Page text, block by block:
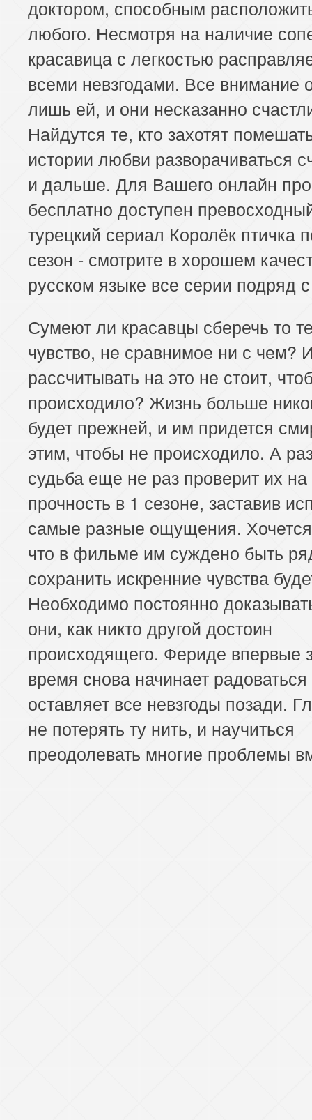
доктором, способным
любого. Несмотря на наличие
красавица с легкостью
всеми невзгодами. Все внимание
лишь ей, и они несказанно
Найдутся те, кто захотят
истории любви разворачиваться
и дальше. Для Вашего онлайн
бесплатно доступен
турецкий сериал Королёк птичка
сезон - смотрите в хорошем
русском языке все серии подряд
Сумеют ли красавцы сберечь то
чувство, не сравнимое ни с чем?
рассчитывать на это не стоит,
происходило? Жизнь больше
будет прежней, и им придется
этим, чтобы не происходило. А
судьба еще не раз проверит их на
прочность в 1 сезоне, заставив
самые разные ощущения.
что в фильме им суждено быть
сохранить искренние чувства
Необходимо постоянно
они, как никто другой достоин
происходящего. Фериде впервые
время снова начинает
оставляет все невзгоды позади.
не потерять ту нить, и научиться
преодолевать многие проблемы